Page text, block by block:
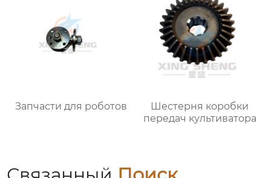
Запчасти для роботов
Шестерня коробки
передач культиватора